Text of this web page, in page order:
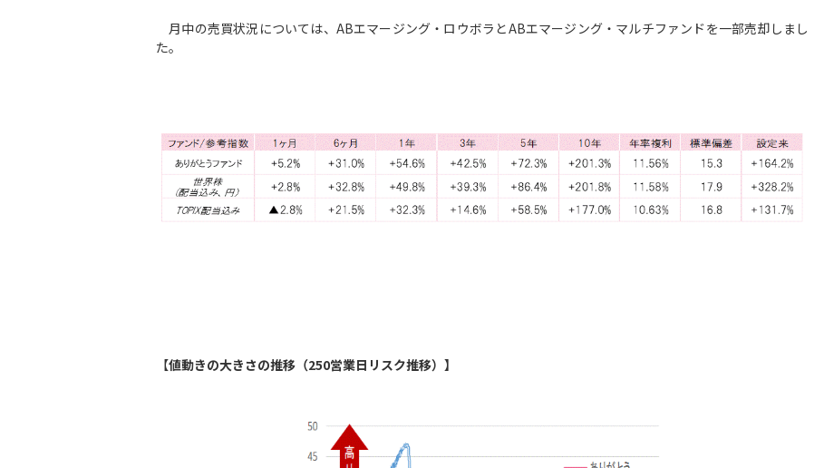
月中の売買状況については、ABエマージング・ロウボラとABエマージング・マルチファンドを一部売却しまし
た。
【値動きの大きさの推移（250営業日リスク推移）】